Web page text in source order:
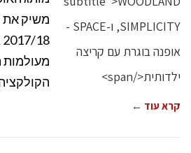
משיק את
מעולמות
קרא עוד ←